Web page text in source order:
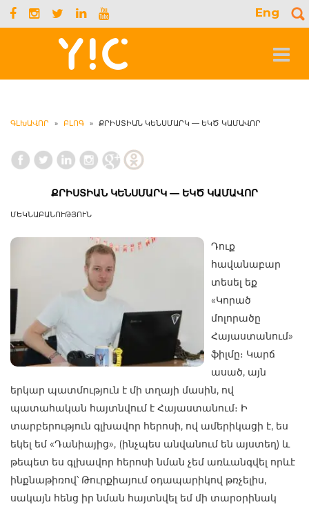
Eng
Toggle
ԳԼԽԱՎՈՐ » ԲԼՈԳ » ՔՐԻՍՏԻԱՆ ԿԵՆՍՄԱՐԿ — ԵԿԾ ԿԱՄԱՎՈՐ
ՔՐԻՍՏԻԱՆ ԿԵՆՍՄԱՐԿ — ԵԿԾ ԿԱՄԱՎՈՐ
ՄԵԿՆԱԲԱՆՈՒԹՅՈՒՆ
Դուք
հավանաբար
տեսել եք
«Կորած
մոլորածը
Հայաստանում»
ֆիլմը։ Կարճ
ասած, այն
երկար պատմություն է մի տղայի մասին, ով
պատահական հայտնվում է Հայաստանում։ Ի
տարբերություն գլխավոր հերոսի, ով ամերիկացի է, ես
եկել եմ «Դանիայից», (ինչպես անվանում են այստեղ) և
թեպետ ես գլխավոր հերոսի նման չեմ առևանգվել որևէ
ինքնաթիռով՝ Թուրքիայում օդապարիկով թռչելիս,
սակայն հենց իր նման հայտնվել եմ մի տարօրինակ